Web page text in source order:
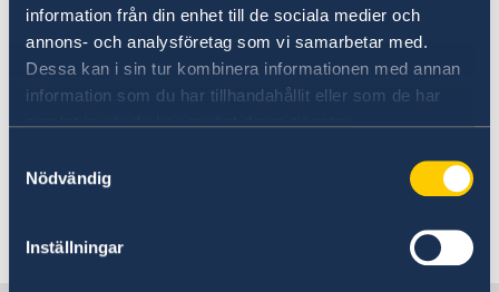
information från din enhet till de sociala medier och
annons- och analysföretag som vi samarbetar med.
Dessa kan i sin tur kombinera informationen med annan
information som du har tillhandahållit eller som de har
samlat in när du har använt deras tjänster.
Nödvändig
Inställningar
Study in Sweden, Swedish institute
Erasmus Mundus Joint Masters
.
On these pages you can find all the information
requirments to obtain them.
Last updated 15 Sep 2021, 12.12 PM